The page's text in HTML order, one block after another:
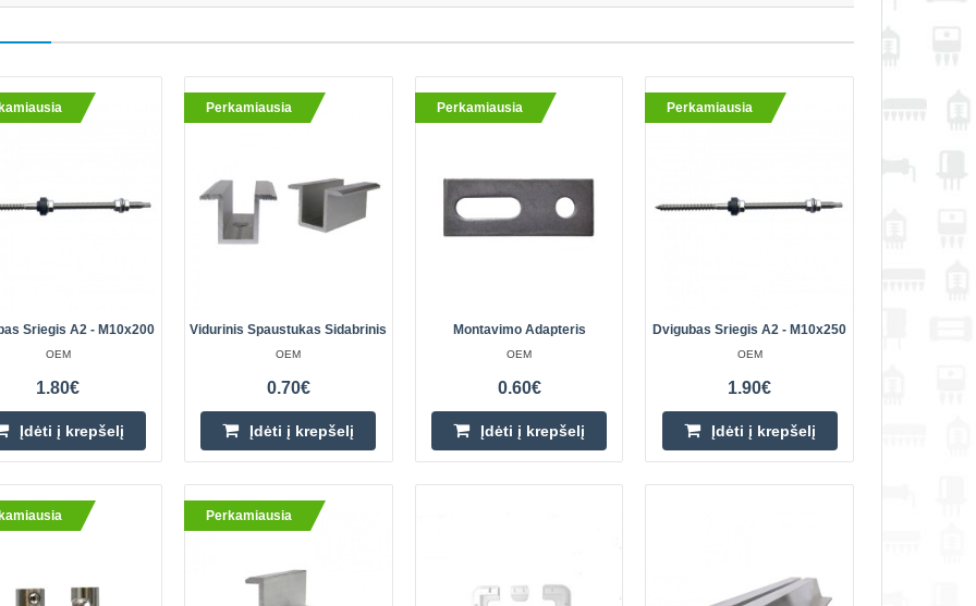
Dvigubas sriegis A2 - M10x200
specializuotas dvigubas sriegis varžtas, skirtas montuoti
fotovoltinių plokščių konstrukcijas ant įvairių tipų stogų.
Ga..
1.80€
Vidurinis spaustukas sidabrinis
OEM
Centrinė fotovoltinių plokščių apkaba yra esminis
montavimą ant šlaitinių ir plokščių stogų. Pagami..
0.70€
Parduotuvėje Vilniuje NĖRA
sąrašo
Sriegis A2 - M10x200
OEM
1.80€
Įdėti į krepšelį
Perkamiausia
Vidurinis Spaustukas Sidabrinis
OEM
0.70€
Įdėti į krepšelį
Perkamiausia
Montavimo Adapteris
OEM
0.60€
Įdėti į krepšelį
Perkamiausia
Dvigubas Sriegis A2 - M10x250
OEM
1.90€
Įdėti į krepšelį
Perkamiausia